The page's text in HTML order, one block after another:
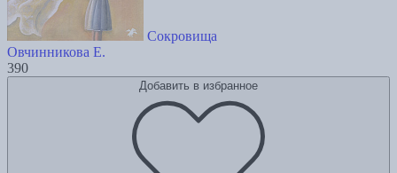
Сокровища
Овчинникова Е.
390
Добавить в избранное